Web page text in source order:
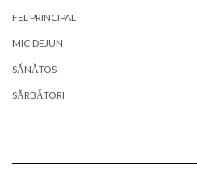
FEL PRINCIPAL
MIC-DEJUN
SĂNĂTOS
SĂRBĂTORI